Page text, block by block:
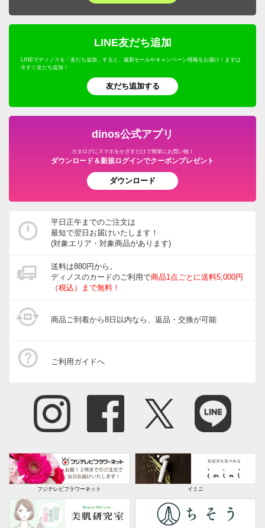
LINE友だち追加
LINEでディノスを「友だち追加」すると、最新セールやキャンペーン情報をお届け！まずは
今すぐ友だち追加！
友だち追加する
dinos公式アプリ
カタログにスマホをかざすだけで簡単にお買い物！
ダウンロード＆新規ログインでクーポンプレゼント
ダウンロード
平日正午までのご注文は
最短で翌日お届けいたします！
(対象エリア・対象商品があります)
送料は880円から。
ディノスのカードのご利用で商品1点ごとに送料5,000円
（税込）まで無料！
商品ご到着から8日以内なら、返品・交換が可能
ご利用ガイドへ
フジテレビフラワーネット イミニ